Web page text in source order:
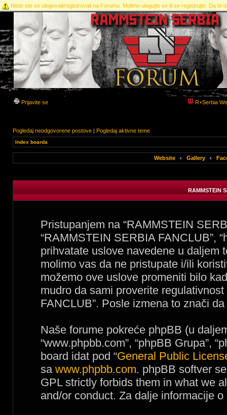
Niste ste se ulogovali/registrovali na Forumu. Molimo ulogujte se ili se registrujte. Da bi
Prijavite se R+Serbia
Pogledaj neodgovorene postove | Pogledaj aktivne teme
Index boarda
Website ‹ Gallery ‹
RAMMSTEIN
Pristupanjem na “RAMMSTEIN
“RAMMSTEIN SERBIA FANCLUB”,
prihvatate uslove navedene u daljem
molimo vas da ne pristupate i/ili
možemo ove uslove promeniti bilo
mudro da sami proverite
FANCLUB”. Posle izmena to znači
Naše forume pokreće phpBB (u
“www.phpbb.com”, “phpBB Grupa”,
board idat pod “General Public
sa www.phpbb.com. phpBB softver
GPL strictly forbids them in what we
and/or conduct. Za dalje informacije